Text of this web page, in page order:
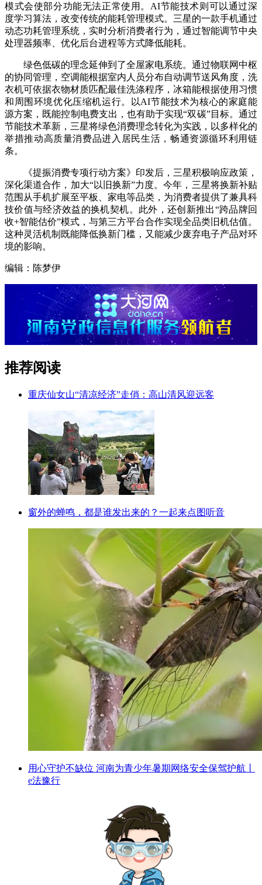
模式会使部分功能无法正常使用。AI节能技术则可以通过深
度学习算法，改变传统的能耗管理模式。三星的一款手机通过
动态功耗管理系统，实时分析消费者行为，通过智能调节中央
处理器频率、优化后台进程等方式降低能耗。
绿色低碳的理念延伸到了全屋家电系统。通过物联网中枢
的协同管理，空调能根据室内人员分布自动调节送风角度，洗
衣机可依据衣物材质匹配最佳洗涤程序，冰箱能根据使用习惯
和周围环境优化压缩机运行。以AI节能技术为核心的家庭能
源方案，既能控制电费支出，也有助于实现“双碳”目标。通过
节能技术革新，三星将绿色消费理念转化为实践，以多样化的
举措推动高质量消费品进入居民生活，畅通资源循环利用链
条。
《提振消费专项行动方案》印发后，三星积极响应政策，
深化渠道合作，加大“以旧换新”力度。今年，三星将换新补贴
范围从手机扩展至平板、家电等品类，为消费者提供了兼具科
技价值与经济效益的换机契机。此外，还创新推出“跨品牌回
收+智能估价”模式，与第三方平台合作实现全品类旧机估值。
这种灵活机制既能降低换新门槛，又能减少废弃电子产品对环
境的影响。
编辑：陈梦伊
推荐阅读
重庆仙女山“清凉经济”走俏：高山清风迎远客
窗外的蝉鸣，都是谁发出来的？一起来点图听音
用心守护不缺位 河南为青少年暑期网络安全保驾护航丨
e法豫行